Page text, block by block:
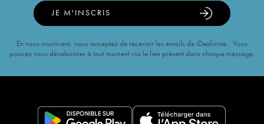
JE M'INSCRIS
En vous inscrivant, vous acceptez de recevoir les emails de iDealwine. Vous
pouvez vous désabonner à tout moment via le lien présent dans chaque message.